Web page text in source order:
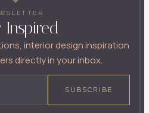
Inspired
interior design inspiration
directly in your inbox.
SUBSCRIBE